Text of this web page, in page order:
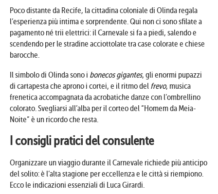
Poco distante da Recife, la cittadina coloniale di Olinda regala
l’esperienza più intima e sorprendente. Qui non ci sono sfilate a
pagamento né trii elettrici: il Carnevale si fa a piedi, salendo e
scendendo per le stradine acciottolate tra case colorate e chiese
barocche.
Il simbolo di Olinda sono i bonecos gigantes, gli enormi pupazzi
di cartapesta che aprono i cortei, e il ritmo del frevo, musica
frenetica accompagnata da acrobatiche danze con l’ombrellino
colorato. Svegliarsi all’alba per il corteo del “Homem da Meia-
Noite” è un ricordo che resta.
I consigli pratici del consulente
Organizzare un viaggio durante il Carnevale richiede più anticipo
del solito: è l’alta stagione per eccellenza e le città si riempiono.
Ecco le indicazioni essenziali di Luca Girardi.